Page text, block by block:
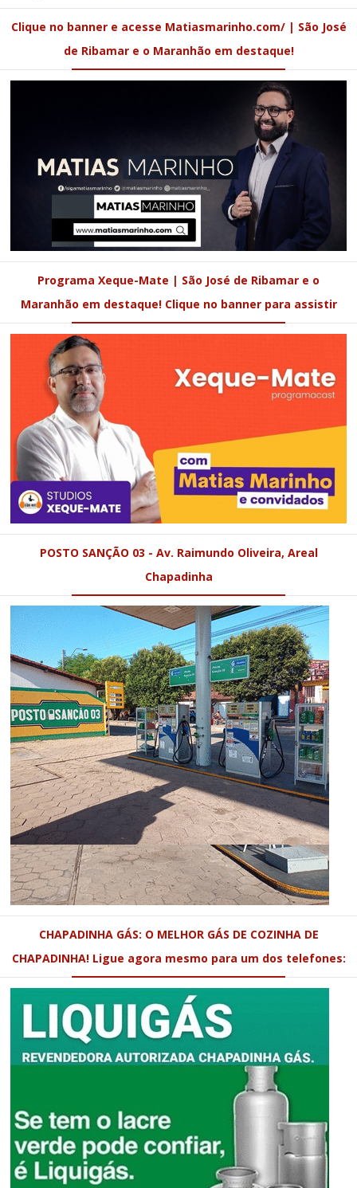
Clique no banner e acesse Matiasmarinho.com/ | São José
de Ribamar e o Maranhão em destaque!
Programa Xeque-Mate | São José de Ribamar e o
Maranhão em destaque! Clique no banner para assistir
POSTO SANÇÃO 03 - Av. Raimundo Oliveira, Areal
Chapadinha
CHAPADINHA GÁS: O MELHOR GÁS DE COZINHA DE
CHAPADINHA! Ligue agora mesmo para um dos telefones: